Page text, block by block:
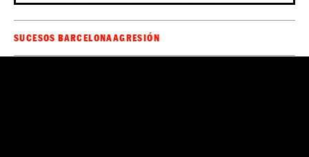
SUCESOS BARCELONAAGRESIÓN